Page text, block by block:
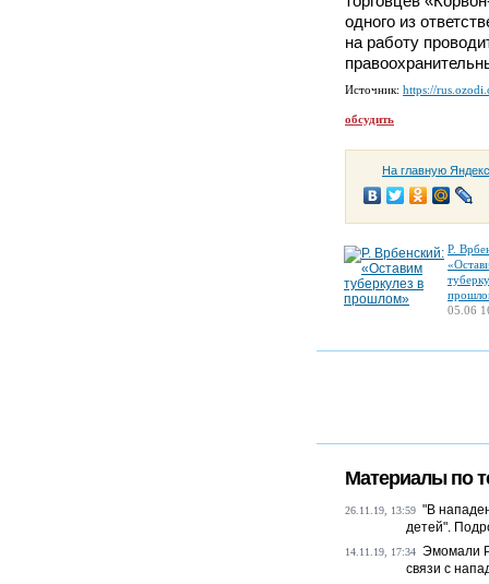
одного из
на работу
Источник: https://
обсудить
На главную
Р.
05.06
Материалы по
26.11.19, 13:59 "В
детей".
14.11.19, 17:34 Эмомали
связи с